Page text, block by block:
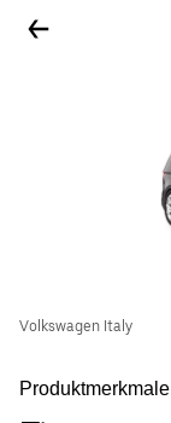
Volkswagen Italy
Produktmerkmale